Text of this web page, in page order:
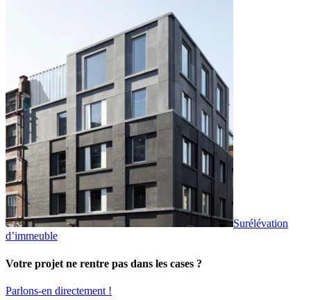
Surélévation
d’immeuble
Votre projet ne rentre pas dans les cases ?
Parlons-en directement !